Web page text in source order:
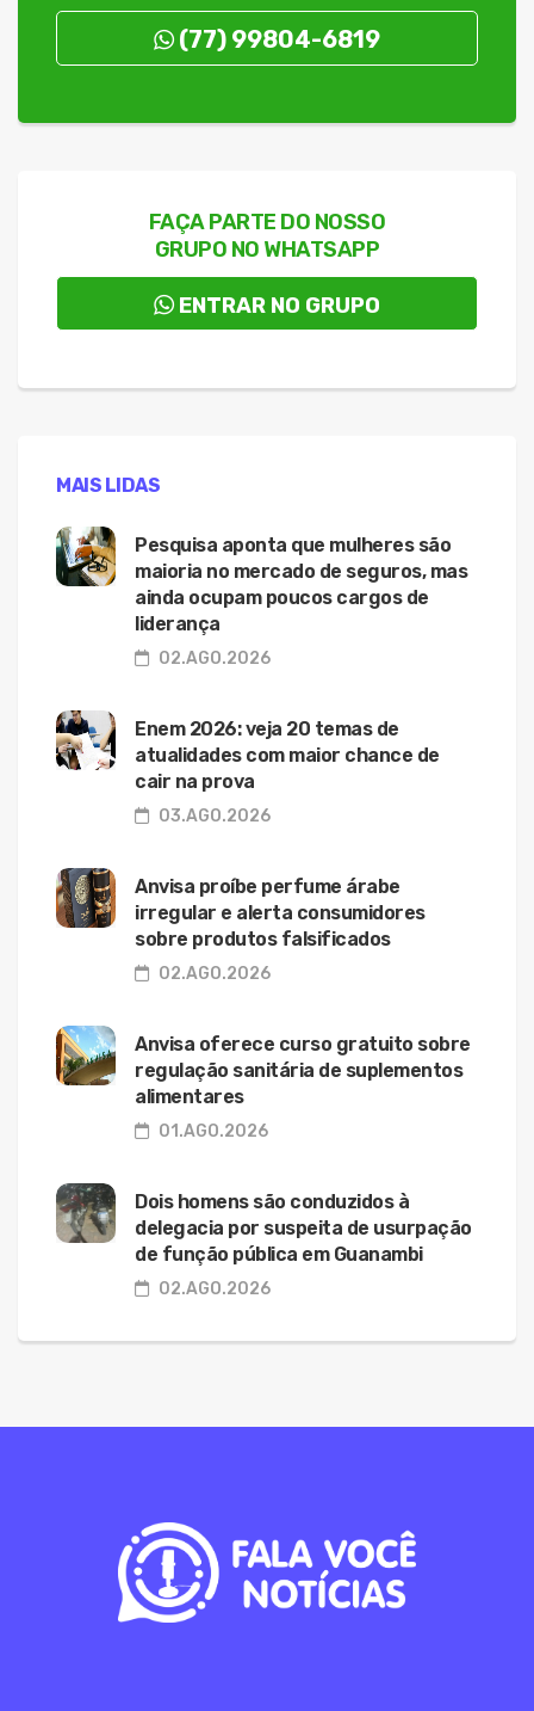
(77) 99804-6819
FAÇA PARTE DO NOSSO
GRUPO NO WHATSAPP
ENTRAR NO GRUPO
MAIS LIDAS
Pesquisa aponta que mulheres são
maioria no mercado de seguros, mas
ainda ocupam poucos cargos de
liderança
02.AGO.2026
Enem 2026: veja 20 temas de
atualidades com maior chance de
cair na prova
03.AGO.2026
Anvisa proíbe perfume árabe
irregular e alerta consumidores
sobre produtos falsificados
02.AGO.2026
Anvisa oferece curso gratuito sobre
regulação sanitária de suplementos
alimentares
01.AGO.2026
Dois homens são conduzidos à
delegacia por suspeita de usurpação
de função pública em Guanambi
02.AGO.2026